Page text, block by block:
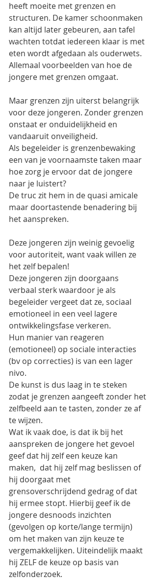
heeft moeite met grenzen en
structuren. De kamer schoonmaken
kan altijd later gebeuren, aan tafel
wachten totdat iedereen klaar is met
eten wordt afgedaan als ouderwets.
Allemaal voorbeelden van hoe de
jongere met grenzen omgaat.
Maar grenzen zijn uiterst belangrijk
voor deze jongeren. Zonder grenzen
onstaat er onduidelijkheid en
vandaaruit onveiligheid.
Als begeleider is grenzenbewaking
een van je voornaamste taken maar
hoe zorg je ervoor dat de jongere
naar je luistert?
De truc zit hem in de quasi amicale
maar doortastende benadering bij
het aanspreken.
Deze jongeren zijn weinig gevoelig
voor autoriteit, want vaak willen ze
het zelf bepalen!
Deze jongeren zijn doorgaans
verbaal sterk waardoor je als
begeleider vergeet dat ze, sociaal
emotioneel in een veel lagere
ontwikkelingsfase verkeren.
Hun manier van reageren
(emotioneel) op sociale interacties
(bv op correcties) is van een lager
nivo.
De kunst is dus laag in te steken
zodat je grenzen aangeeft zonder het
zelfbeeld aan te tasten, zonder ze af
te wijzen.
Wat ik vaak doe, is dat ik bij het
aanspreken de jongere het gevoel
geef dat hij zelf een keuze kan
maken,  dat hij zelf mag beslissen of
hij doorgaat met
grensoverschrijdend gedrag of dat
hij ermee stopt. Hierbij geef ik de
jongere desnoods inzichten
(gevolgen op korte/lange termijn)
om het maken van zijn keuze te
vergemakkelijken. Uiteindelijk maakt
hij ZELF de keuze op basis van
zelfonderzoek.